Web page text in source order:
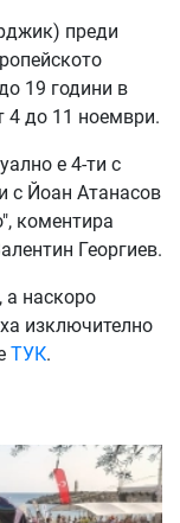
преди
19 години в
4 до 11 ноември.
е 4-ти с
с Йоан Атанасов
коментира
Георгиев.
а наскоро
изключително
ТУК.